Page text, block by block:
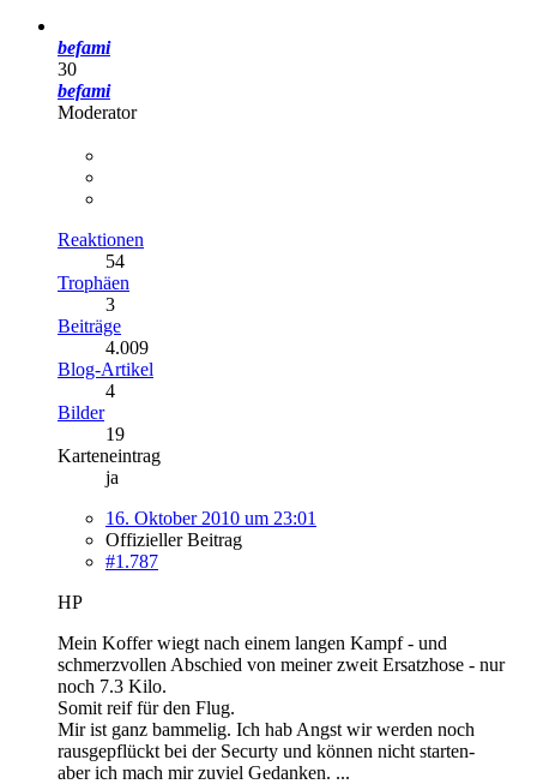
befami
30
befami
Moderator
Reaktionen
54
Trophäen
3
Beiträge
4.009
Blog-Artikel
4
Bilder
19
Karteneintrag
ja
16. Oktober 2010 um 23:01
Offizieller Beitrag
#1.787
HP
Mein Koffer wiegt nach einem langen Kampf - und
schmerzvollen Abschied von meiner zweit Ersatzhose - nur
noch 7.3 Kilo.
Somit reif für den Flug.
Mir ist ganz bammelig. Ich hab Angst wir werden noch
rausgepflückt bei der Securty und können nicht starten-
aber ich mach mir zuviel Gedanken. ...